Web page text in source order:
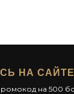
НА САЙТЕ
на 500